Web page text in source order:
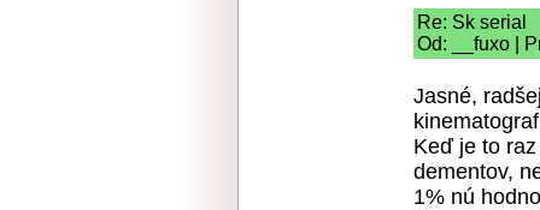
Re: Sk serial
Od: __fuxo |
Jasné,
Keď je to
dementov,
1% nú